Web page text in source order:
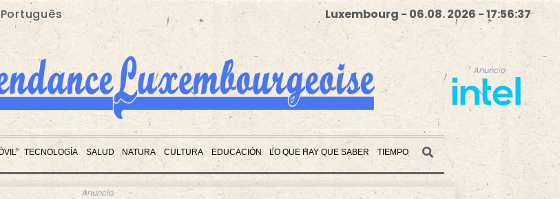
Português Luxembourg - 06.08. 2026 - 17:56:38
Anuncio
TECNOLOGÍA SALUD NATURA CULTURA EDUCACIÓN LO QUE HAY QUE SABER TIEMPO
Anuncio
Anuncio